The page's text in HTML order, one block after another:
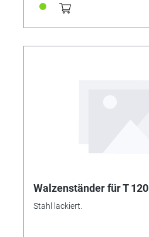
Walzenständer für T 120
Stahl lackiert.